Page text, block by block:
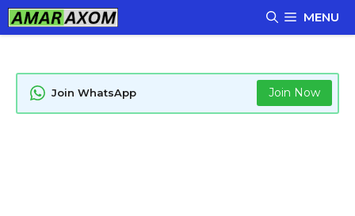
Skip
to
MENU
Join WhatsApp Join Now